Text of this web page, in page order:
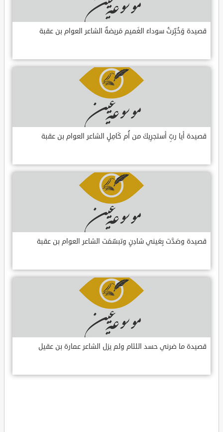
قصيدة وَخُبِّرتُ سوداءَ الغَميم مَريضةٌ الشاعر العوام بن عقبة
قصيدة أيا ربِّ أستجرِيكَ من أُم كَامِلٍ الشاعر العوام بن عقبة
قصيدة وصَدَّت بِعَيني شادِنٍ وتبسّمَت الشاعر العوام بن عقبة
قصيدة ما ضرني حسد اللئام ولم يزل الشاعر عمارة بن عقيل